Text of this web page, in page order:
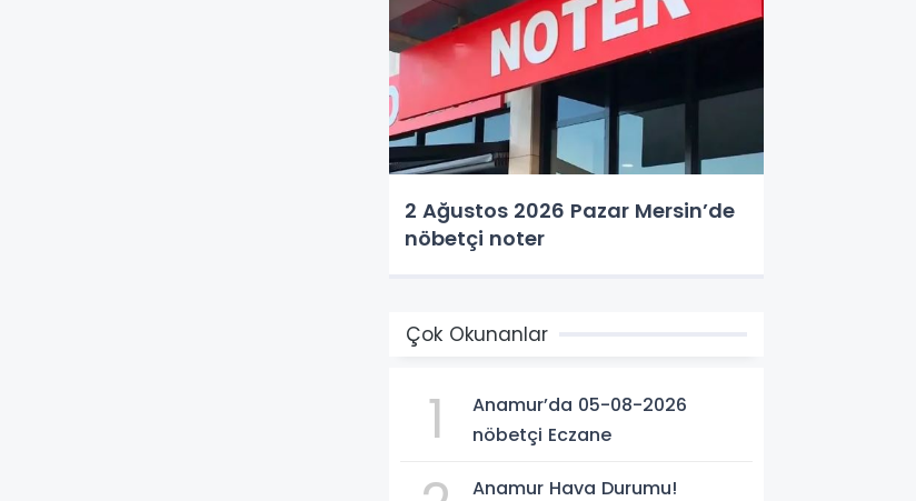
2 Ağustos 2026 Pazar Mersin’de
nöbetçi noter
Çok Okunanlar
1
Anamur’da 05-08-2026
nöbetçi Eczane
Anamur Hava Durumu!